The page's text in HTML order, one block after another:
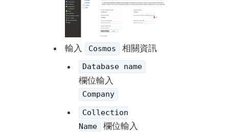
輸入 Cosmos 相關資訊
Database name
欄位輸入
Company
Collection
Name
欄位輸入